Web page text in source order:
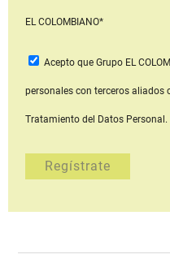
EL COLOMBIANO*
Acepto que Grupo EL
personales con terceros aliados
Tratamiento del Datos Personal.